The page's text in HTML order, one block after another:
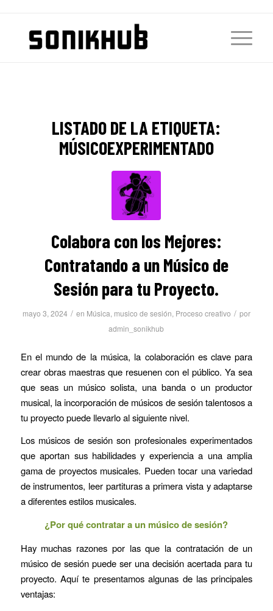
LISTADO DE LA ETIQUETA:
MÚSICOEXPERIMENTADO
Colabora con los Mejores:
Contratando a un Músico de
Sesión para tu Proyecto.
mayo 3, 2024 / en Música, musico de sesión, Proceso creativo / por
admin_sonikhub
En el mundo de la música, la colaboración es clave para
crear obras maestras que resuenen con el público. Ya sea
que seas un músico solista, una banda o un productor
musical, la incorporación de músicos de sesión talentosos a
tu proyecto puede llevarlo al siguiente nivel.
Los músicos de sesión son profesionales experimentados
que aportan sus habilidades y experiencia a una amplia
gama de proyectos musicales. Pueden tocar una variedad
de instrumentos, leer partituras a primera vista y adaptarse
a diferentes estilos musicales.
¿Por qué contratar a un músico de sesión?
Hay muchas razones por las que la contratación de un
músico de sesión puede ser una decisión acertada para tu
proyecto. Aquí te presentamos algunas de las principales
ventajas: